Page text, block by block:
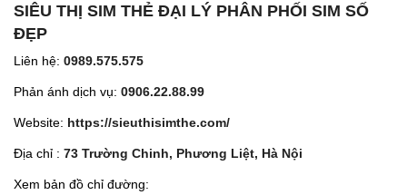
SIÊU THỊ SIM THẺ ĐẠI LÝ PHÂN PHỐI SIM SỐ
ĐẸP
Liên hệ: 0989.575.575
Phản ánh dịch vụ: 0906.22.88.99
Website: https://sieuthisimthe.com/
Địa chỉ : 73 Trường Chinh, Phương Liệt, Hà Nội
Xem bản đồ chỉ đường: